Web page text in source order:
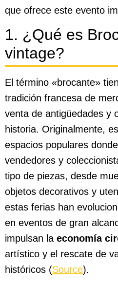
que ofrece este evento
1. ¿Qué es
vintage?
El término «brocante»
tradición francesa de
venta de antigüedades y
historia. Originalmente,
espacios populares donde
vendedores y
tipo de piezas, desde
objetos decorativos y
estas ferias han
en eventos de gran
impulsan la economía
artístico y el rescate de
históricos (Source).